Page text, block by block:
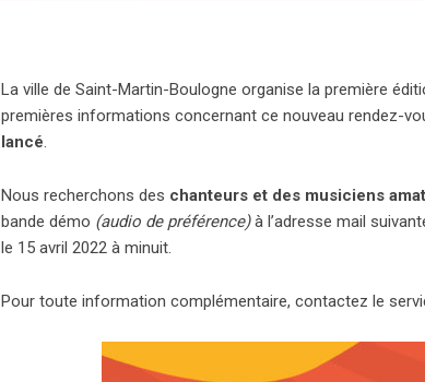
La ville de Saint-Martin-Boulogne organise la première
premières informations concernant ce nouveau rendez-
lancé
Nous recherchons des chanteurs et des musiciens
bande démo (audio de préférence)à l’adresse mail
le 15 avril 2022 à minuit.
Pour toute information complémentaire, contactez le